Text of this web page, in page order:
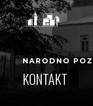
NARODNO
KONTAKT